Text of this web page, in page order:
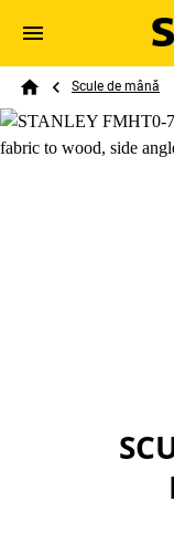
Search
Breadcrumb
Scule de mână